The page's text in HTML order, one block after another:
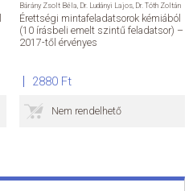
Bárány Zsolt Béla Dr. Ludányi Lajos Dr. Tóth Zoltán
Érettségi mintafeladatsorok kémiából
(10 írásbeli emelt szintű feladatsor) –
2017-től érvényes
2880 Ft
Nem rendelhető